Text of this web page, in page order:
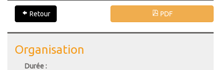
Retour PDF
Organisation
Durée :